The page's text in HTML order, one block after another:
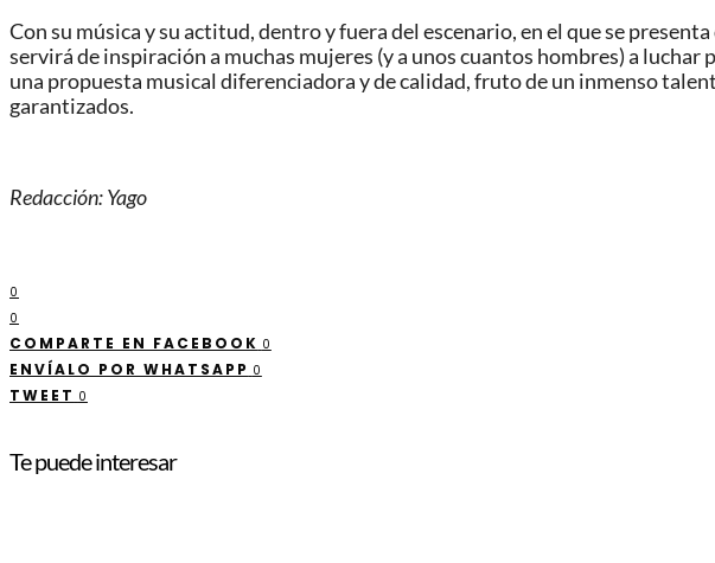
Con su música y su actitud, dentro y fuera del escenario, en el que se
servirá de inspiración a muchas mujeres (y a unos cuantos hombres) a luchar
una propuesta musical diferenciadora y de calidad, fruto de un inmenso
garantizados.
Redacción: Yago
0
0
COMPARTE EN FACEBOOK 0
ENVÍALO POR WHATSAPP 0
TWEET 0
Te puede interesar